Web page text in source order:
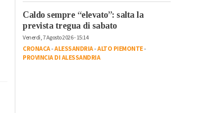
Caldo sempre “elevato”: salta la
prevista tregua di sabato
Venerdì, 7 Agosto 2026 - 15:14
CRONACA-ALESSANDRIA-ALTO PIEMONTE-
PROVINCIA DI ALESSANDRIA